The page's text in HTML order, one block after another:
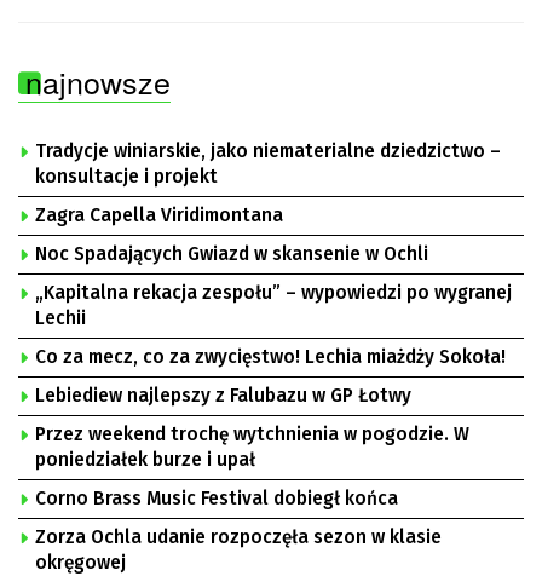
najnowsze
Tradycje winiarskie, jako niematerialne dziedzictwo –
konsultacje i projekt
Zagra Capella Viridimontana
Noc Spadających Gwiazd w skansenie w Ochli
„Kapitalna rekacja zespołu” – wypowiedzi po wygranej
Lechii
Co za mecz, co za zwycięstwo! Lechia miażdży Sokoła!
Lebiediew najlepszy z Falubazu w GP Łotwy
Przez weekend trochę wytchnienia w pogodzie. W
poniedziałek burze i upał
Corno Brass Music Festival dobiegł końca
Zorza Ochla udanie rozpoczęła sezon w klasie
okręgowej